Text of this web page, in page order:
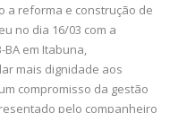
a reforma e construção de
no dia 16/03 com a
em Itabuna,
mais dignidade aos
compromisso da gestão
pelo companheiro